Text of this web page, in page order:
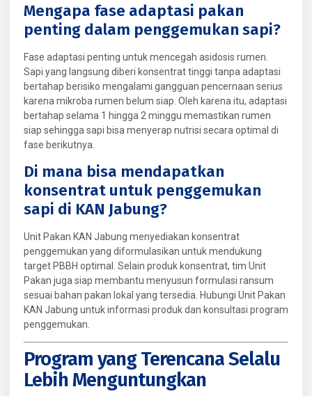
Mengapa fase adaptasi pakan
penting dalam penggemukan sapi?
Fase adaptasi penting untuk mencegah asidosis rumen.
Sapi yang langsung diberi konsentrat tinggi tanpa adaptasi
bertahap berisiko mengalami gangguan pencernaan serius
karena mikroba rumen belum siap. Oleh karena itu, adaptasi
bertahap selama 1 hingga 2 minggu memastikan rumen
siap sehingga sapi bisa menyerap nutrisi secara optimal di
fase berikutnya.
Di mana bisa mendapatkan
konsentrat untuk penggemukan
sapi di KAN Jabung?
Unit Pakan KAN Jabung menyediakan konsentrat
penggemukan yang diformulasikan untuk mendukung
target PBBH optimal. Selain produk konsentrat, tim Unit
Pakan juga siap membantu menyusun formulasi ransum
sesuai bahan pakan lokal yang tersedia. Hubungi Unit Pakan
KAN Jabung untuk informasi produk dan konsultasi program
penggemukan.
Program yang Terencana Selalu
Lebih Menguntungkan